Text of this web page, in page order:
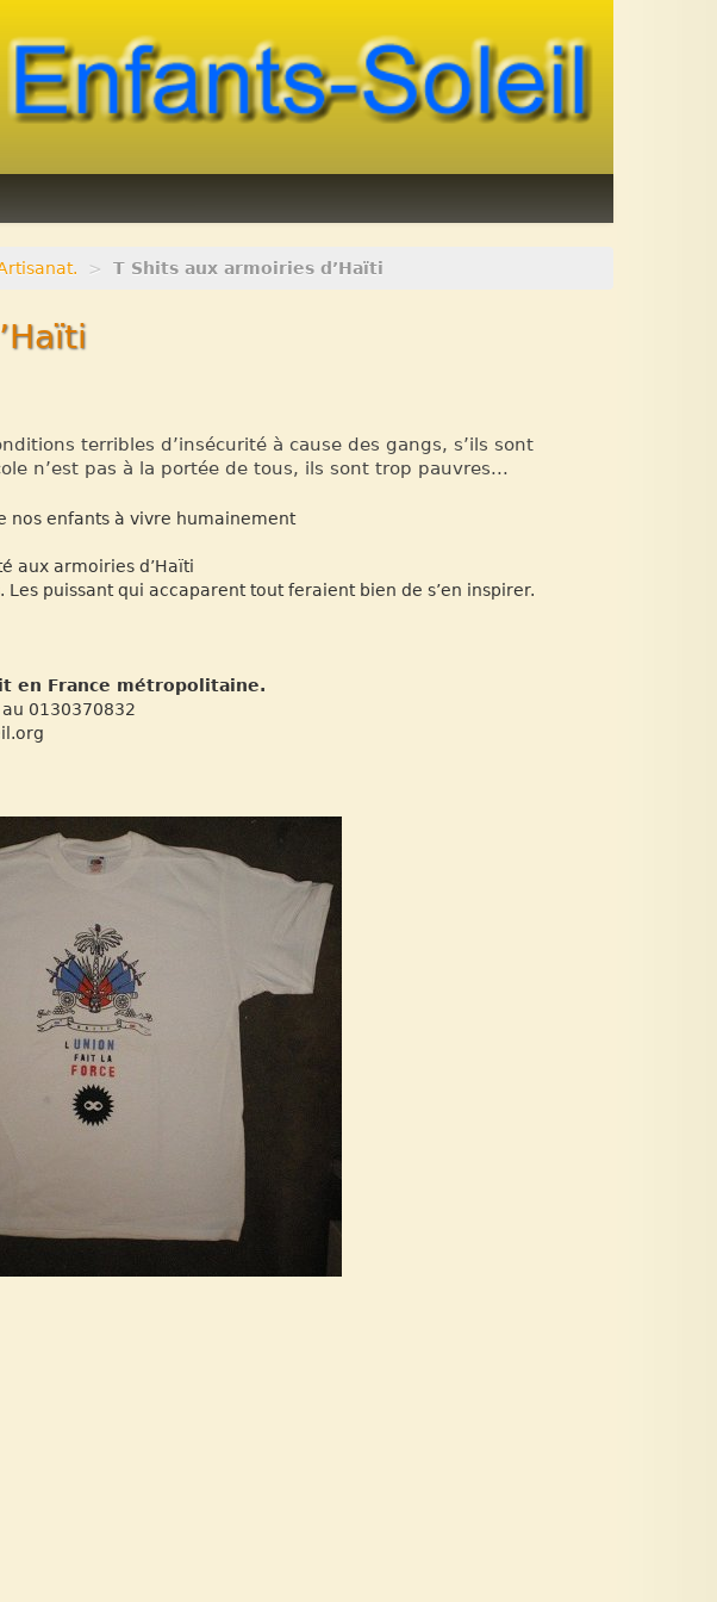
> T Shits aux armoiries d’Haïti
terribles d’insécurité à cause des gangs, s’ils sont
n’est pas à la portée de tous, ils sont trop pauvres...
nos enfants à vivre humainement
aux armoiries d’Haïti
Les puissant qui accaparent tout feraient bien de s’en inspirer.
en France métropolitaine.
0130370832